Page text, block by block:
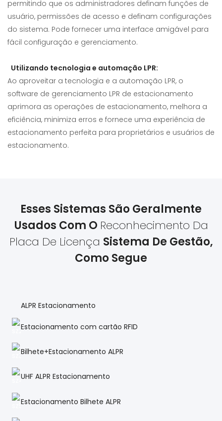
permitindo que os administradores definam funções de
usuário, permissões de acesso e definam configurações
do sistema. Pode fornecer uma interface amigável para
fácil configuração e gerenciamento.
Utilizando tecnologia e automação LPR:
Ao aproveitar a tecnologia e a automação LPR, o
software de gerenciamento LPR de estacionamento
aprimora as operações de estacionamento, melhora a
eficiência, minimiza erros e fornece uma experiência de
estacionamento perfeita para proprietários e usuários de
estacionamento.
Esses Sistemas São Geralmente
Usados ​​com O Reconhecimento Da
Placa De Licença Sistema De Gestão,
Como Segue
ALPR Estacionamento
Estacionamento com cartão RFID
Bilhete+Estacionamento ALPR
UHF ALPR Estacionamento
Estacionamento Bilhete ALPR